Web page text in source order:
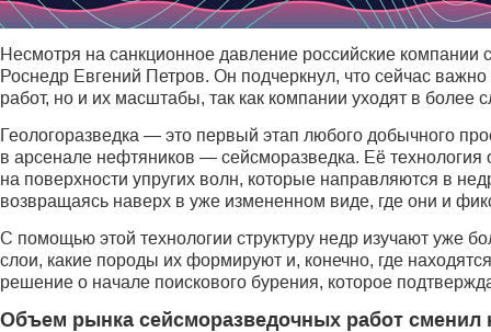
Несмотря на санкционное давление российские
Роснедр Евгений Петров. Он подчеркнул, что сейчас
работ, но и их масштабы, так как компании уходят в
Геологоразведка — это первый этап любого добычного
в арсенале нефтяников — сейсморазведка. Её
на поверхности упругих волн, которые направляются в
возвращаясь наверх в уже измененном виде, где они и
С помощью этой технологии структуру недр изучают уже
слои, какие породы их формируют и, конечно, где
решение о начале поискового бурения, которое
Объем рынка сейсморазведочных работ